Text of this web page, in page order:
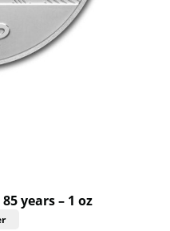
years – 1 oz